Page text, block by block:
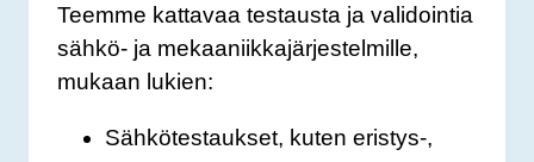
Teemme kattavaa testausta ja validointia
sähkö- ja mekaaniikkajärjestelmille,
mukaan lukien:
Sähkötestaukset, kuten eristys-,